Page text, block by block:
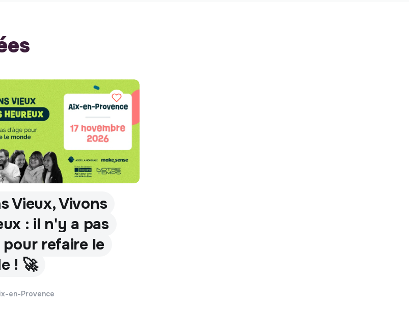
Vieux, Vivons
: il n'y a pas
refaire le
! 🚀
en-Provence